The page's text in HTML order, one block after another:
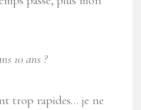
10 ans ?
trop rapides… je ne